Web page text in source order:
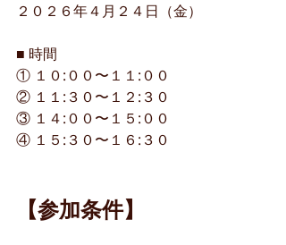
２０２６年４月２４日（金）
■ 時間
① １０:００〜１１:００
② １１:３０〜１２:３０
③ １４:００〜１５:００
④ １５:３０〜１６:３０
【参加条件】